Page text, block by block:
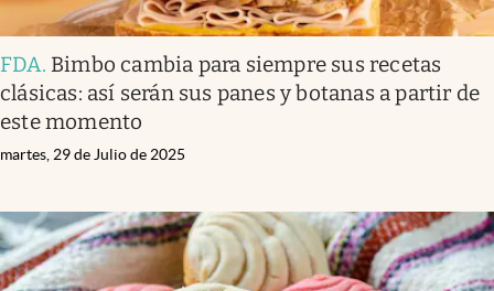
FDA. Bimbo cambia para siempre sus recetas
clásicas: así serán sus panes y botanas a partir de
este momento
martes, 29 de Julio de 2025